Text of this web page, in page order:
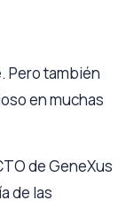
Pero también
en muchas
de GeneXus
de las